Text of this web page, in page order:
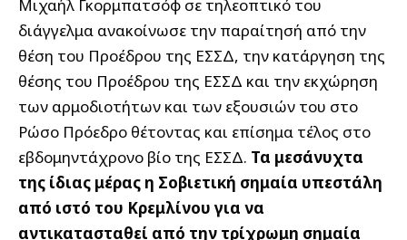
Μιχαήλ Γκορμπατσόφ σε τηλεοπτικό του
διάγγελμα ανακοίνωσε την παραίτησή από την
θέση του Προέδρου της ΕΣΣΔ, την κατάργηση της
θέσης του Προέδρου της ΕΣΣΔ και την εκχώρηση
των αρμοδιοτήτων και των εξουσιών του στο
Ρώσο Πρόεδρο θέτοντας και επίσημα τέλος στο
εβδομηντάχρονο βίο της ΕΣΣΔ. Τα μεσάνυχτα
της ίδιας μέρας η Σοβιετική σημαία υπεστάλη
από ιστό του Κρεμλίνου για να
αντικατασταθεί από την τρίχρωμη σημαία